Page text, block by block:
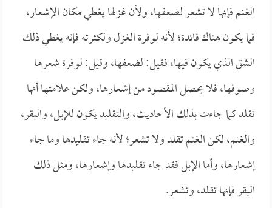
الغنم فإنها لا تشعر لضعفها، ولأن غزلها يغطي مكان الإشعار،
فما يكون هناك فائدة؛ لأنه لوفرة الغزل ولكثرته فإنه يغطي ذلك
الشق الذي يكون فيها، فقيل: لضعفها، وقيل: لوفرة شعرها
وصوفها، فلا يحصل المقصود من إشعارها، ولكن علامتها أنها
تقلد كما جاءت بذلك الأحاديث، والتقليد يكون للإبل، والبقر،
والغنم، لكن الغنم تقلد ولا تشعر؛ لأنه جاء تقليدها وما جاء
إشعارها، وأما الإبل فقد جاء تقليدها وإشعارها، ومثل ذلك
البقر فإنها تقلد، وتشعر.